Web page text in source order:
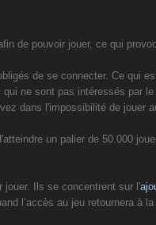
de pouvoir jouer, ce qui
de se connecter. Ce qui
ne sont pas intéressés par le
dans l'impossibilité de jouer
un palier de 50.000
jouer. Ils se concentrent sur l'
l’accès au jeu retournera à la